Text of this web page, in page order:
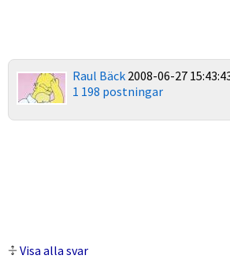
Raul Bäck 2008-06-27
1 198 postningar
Visa alla svar